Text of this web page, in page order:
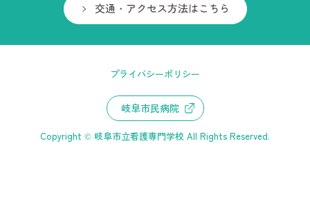
交通・アクセス方法はこちら
プライバシーポリシー
岐阜市民病院
Copyright © 岐阜市立看護専門学校 All Rights Reserved.